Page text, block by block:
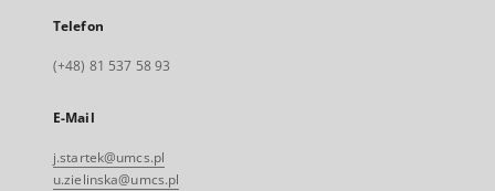
Telefon
(+48) 81 537 58 93
E-Mail
j.startek@umcs.pl
u.zielinska@umcs.pl